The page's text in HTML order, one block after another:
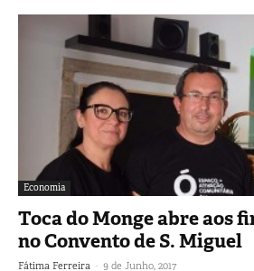
Economia
Toca do Monge abre aos
no Convento de S. Miguel
Fátima Ferreira - 9 de Junho, 2017